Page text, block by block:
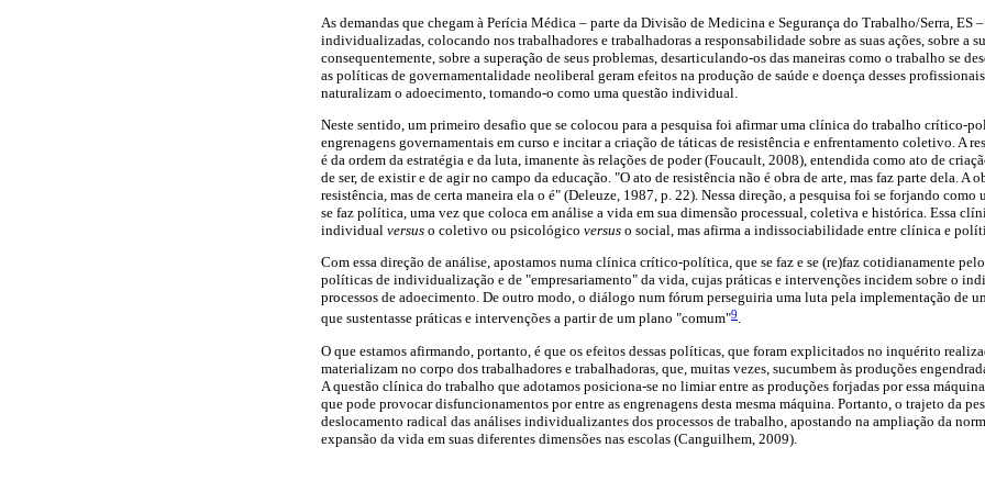
As demandas que chegam à Perícia Médica – parte da Divisão de Medicina e Segurança do Trabalho/Serra, ES –
individualizadas, colocando nos trabalhadores e trabalhadoras a responsabilidade sobre as suas ações, sobre a
consequentemente, sobre a superação de seus problemas, desarticulando-os das maneiras como o trabalho se
as políticas de governamentalidade neoliberal geram efeitos na produção de saúde e doença desses
naturalizam o adoecimento, tomando-o como uma questão individual.
Neste sentido, um primeiro desafio que se colocou para a pesquisa foi afirmar uma clínica do trabalho crítico-
engrenagens governamentais em curso e incitar a criação de táticas de resistência e enfrentamento coletivo. A
é da ordem da estratégia e da luta, imanente às relações de poder (Foucault, 2008), entendida como ato de
de ser, de existir e de agir no campo da educação. "O ato de resistência não é obra de arte, mas faz parte dela. A
resistência, mas de certa maneira ela o é" (Deleuze, 1987, p. 22). Nessa direção, a pesquisa foi se forjando
se faz política, uma vez que coloca em análise a vida em sua dimensão processual, coletiva e histórica. Essa
individual versus o coletivo ou psicológico versus o social, mas afirma a indissociabilidade entre clínica e
Com essa direção de análise, apostamos numa clínica crítico-política, que se faz e se (re)faz cotidianamente
políticas de individualização e de "empresariamento" da vida, cujas práticas e intervenções incidem sobre o
processos de adoecimento. De outro modo, o diálogo num fórum perseguiria uma luta pela implementação de
que sustentasse práticas e intervenções a partir de um plano "comum"9.
O que estamos afirmando, portanto, é que os efeitos dessas políticas, que foram explicitados no inquérito
materializam no corpo dos trabalhadores e trabalhadoras, que, muitas vezes, sucumbem às produções
A questão clínica do trabalho que adotamos posiciona-se no limiar entre as produções forjadas por essa
que pode provocar disfuncionamentos por entre as engrenagens desta mesma máquina. Portanto, o trajeto da
deslocamento radical das análises individualizantes dos processos de trabalho, apostando na ampliação da
expansão da vida em suas diferentes dimensões nas escolas (Canguilhem, 2009).